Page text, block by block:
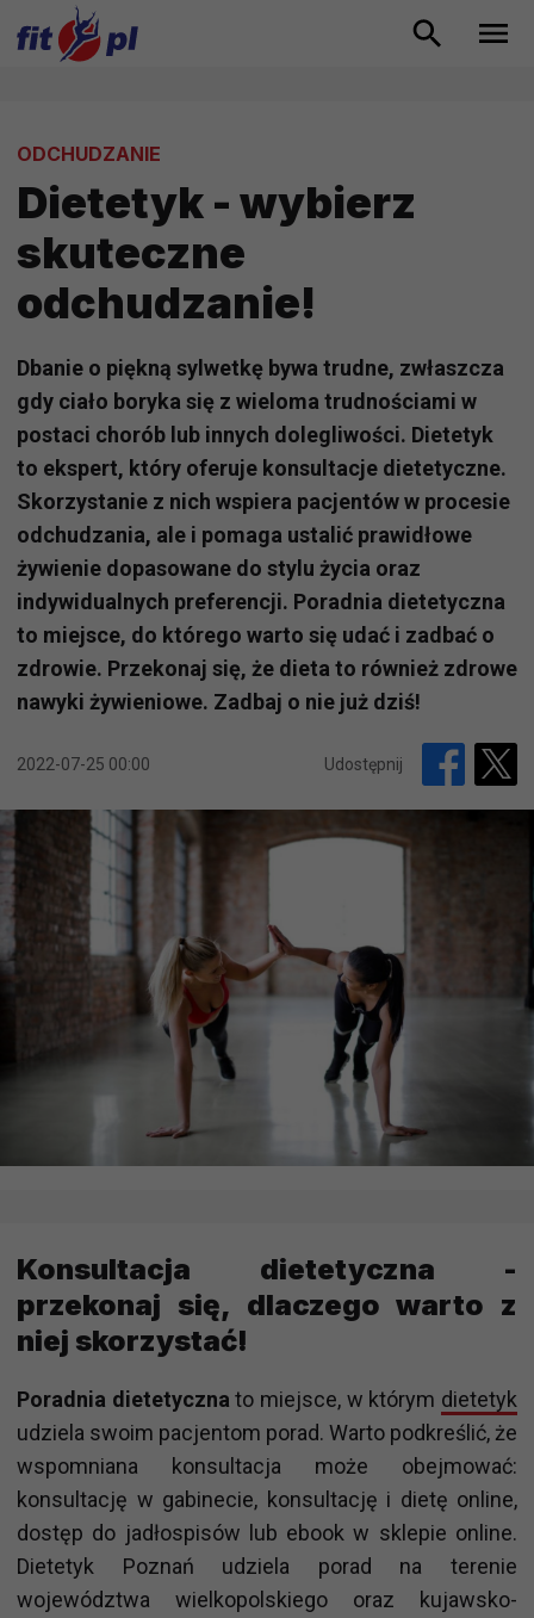
ODCHUDZANIE
Dietetyk - wybierz
skuteczne
odchudzanie!
Dbanie o piękną sylwetkę bywa trudne, zwłaszcza
gdy ciało boryka się z wieloma trudnościami w
postaci chorób lub innych dolegliwości. Dietetyk
to ekspert, który oferuje konsultacje dietetyczne.
Skorzystanie z nich wspiera pacjentów w procesie
odchudzania, ale i pomaga ustalić prawidłowe
żywienie dopasowane do stylu życia oraz
indywidualnych preferencji. Poradnia dietetyczna
to miejsce, do którego warto się udać i zadbać o
zdrowie. Przekonaj się, że dieta to również zdrowe
nawyki żywieniowe. Zadbaj o nie już dziś!
2022-07-25 00:00 Udostępnij
Konsultacja dietetyczna -
przekonaj się, dlaczego warto z
niej skorzystać!
Poradnia dietetyczna to miejsce, w którym dietetyk
udziela swoim pacjentom porad. Warto podkreślić, że
wspomniana konsultacja może obejmować:
konsultację w gabinecie, konsultację i dietę online,
dostęp do jadłospisów lub ebook w sklepie online.
Dietetyk Poznań udziela porad na terenie
województwa wielkopolskiego oraz kujawsko-